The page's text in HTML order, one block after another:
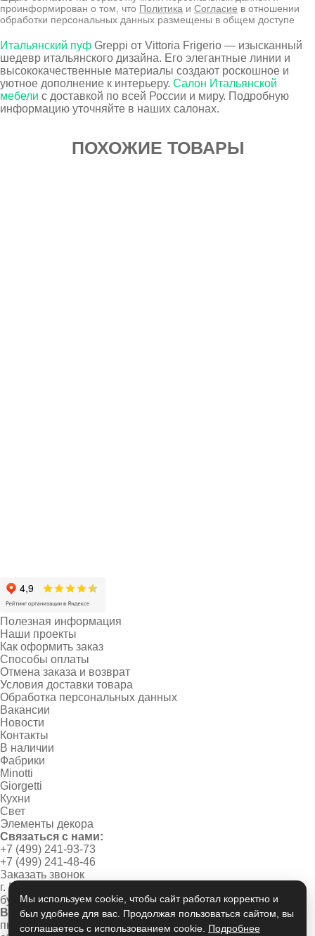
проинформирован о том, что Политика и Согласие в отношении
обработки персональных данных размещены в общем доступе
Итальянский пуф Greppi от Vittoria Frigerio — изысканный
шедевр итальянского дизайна. Его элегантные линии и
высококачественные материалы создают роскошное и
уютное дополнение к интерьеру. Салон Итальянской
мебели с доставкой по всей России и миру. Подробную
информацию уточняйте в наших салонах.
ПОХОЖИЕ ТОВАРЫ
Полезная информация
Наши проекты
Как оформить заказ
Способы оплаты
Отмена заказа и возврат
Условия доставки товара
Обработка персональных данных
Вакансии
Новости
Контакты
В наличии
Фабрики
Minotti
Giorgetti
Кухни
Свет
Элементы декора
Связаться с нами:
+7 (499) 241-93-73
+7 (499) 241-48-46
Заказать звонок
г. Москва, Новинский
бульвар, дом 1/2
Время работы:
пн-пт 10:00 - 20:00
Мы используем cookie, чтобы сайт работал корректно и
был удобнее для вас. Продолжая пользоваться сайтом, вы
соглашаетесь с использованием cookie. Подробнее